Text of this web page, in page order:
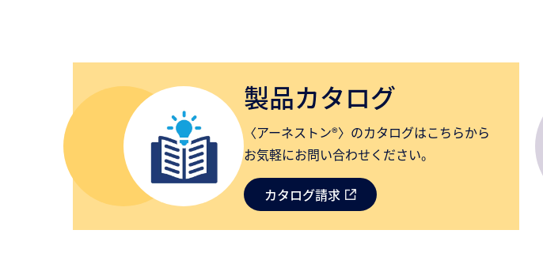
製品カタログ
〈アーネストン®〉のカタログはこちらから
お気軽にお問い合わせください。
カタログ請求